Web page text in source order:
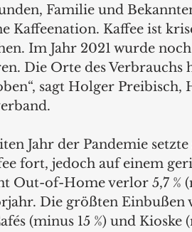
Familie und
Kaffeenation. Kaffee ist
Im Jahr 2021 wurde
Die Orte des Verbrauchs
sagt Holger
Jahr der Pandemie
fort, jedoch auf einem
Out-of-Home verlor 5,7 %
Die größten Einbußen
(minus 15 %) und